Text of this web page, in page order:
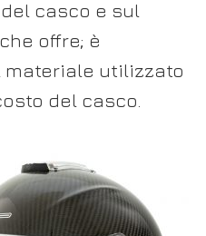
casco e sul
offre; è
utilizzato
del casco.